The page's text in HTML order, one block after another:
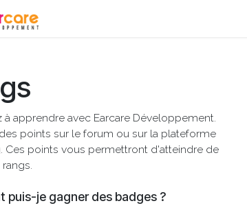
à apprendre avec Earcare Développement.
points sur le forum ou sur la plateforme
Ces points vous permettront d'atteindre de
puis-je gagner des badges ?